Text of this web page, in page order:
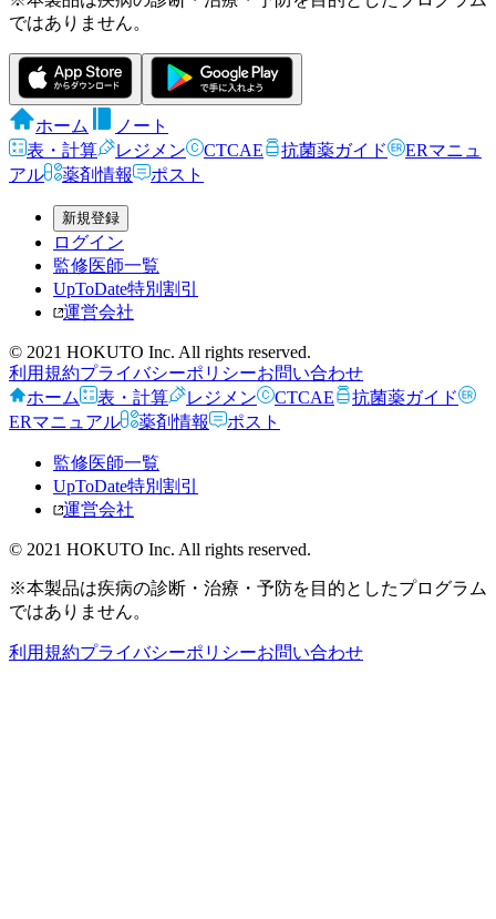
ではありません。
ホーム
ノート
表・計算
レジメン CTCAE 抗菌薬ガイド
ERマニュ
アル
薬剤情報 ポスト
新規登録
ログイン
監修医師一覧
UpToDate特別割引
運営会社
© 2021 HOKUTO Inc. All rights reserved.
利用規約プライバシーポリシーお問い合わせ
ホーム
表・計算 レジメン CTCAE
抗菌薬ガイド
ERマニュアル
薬剤情報 ポスト
監修医師一覧
UpToDate特別割引
運営会社
© 2021 HOKUTO Inc. All rights reserved.
※本製品は疾病の診断・治療・予防を目的としたプログラム
ではありません。
利用規約プライバシーポリシーお問い合わせ